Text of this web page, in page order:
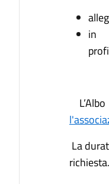
in
La
richiesta.